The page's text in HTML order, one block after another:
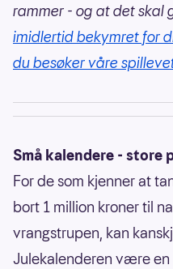
rammer - og at det skal
imidlertid bekymret for
du besøker våre
Små kalendere - store
For de som kjenner at
bort 1 million kroner til
vrangstrupen, kan
Julekalenderen være